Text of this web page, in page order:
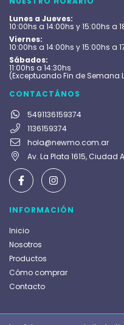
Lunes a Jueves:
10:00hs a 14:00hs y 15:00hs a
Viernes:
10:00hs a 14:00hs y 15:00hs a
Sábados:
11:00hs a 14:30hs
(Exceptuando Fin de Semana
CONTACTÁNOS
5491136159374
1136159374
hola@newmo.com.ar
Av. La Plata 1615,
INFORMACIÓN
Inicio
Nosotros
Productos
Cómo comprar
Contacto